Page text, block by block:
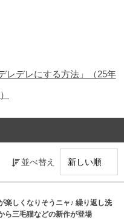
レデレにする方法」（25年
並べ替え
楽しくなりそうニャ♪ 繰り返し洗
ら三毛猫などの新作が登場